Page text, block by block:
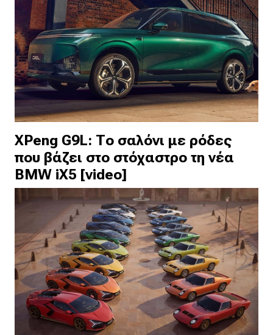
XPeng G9L: Το σαλόνι με ρόδες
που βάζει στο στόχαστρο τη νέα
BMW iX5 [video]